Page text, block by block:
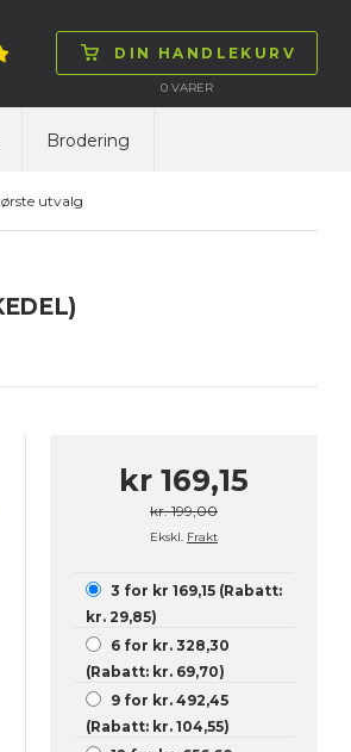
DIN HANDLEKURV
0VARER
Brodering
utvalg
kr 169,15
kr. 199,00
Ekskl. Frakt
3 for kr 169,15 (Rabatt:
kr. 29,85)
6 for kr. 328,30
(Rabatt: kr. 69,70)
9 for kr. 492,45
(Rabatt: kr. 104,55)